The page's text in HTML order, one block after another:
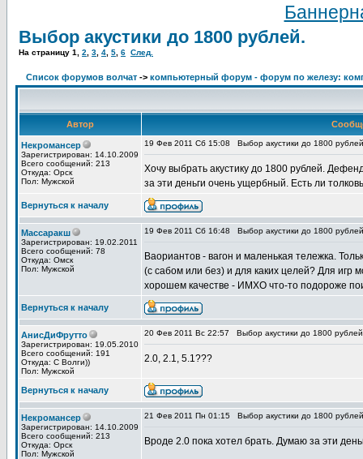
Выбор акустики до 1800 рублей.
На страницу 1 2 3 4 5 6 След.
Список форумов волчат -> компьютерный форум - форум по железу:
Автор
Некромансер
Зарегистрирован: 14.10.2009
Всего сообщений: 213
Откуда: Орск
Пол: Мужской
19 Фев 2011 Сб 15:08 Выбор акустики до 1800
Хочу выбрать акустику до 1800 рублей.
за эти деньги очень ущербный. Есть ли
Вернуться к началу
Массаракш
Зарегистрирован: 19.02.2011
Всего сообщений: 78
Откуда: Омск
Пол: Мужской
19 Фев 2011 Сб 16:48 Выбор акустики до 1800
Ваориантов - вагон и маленькая тележка.
(с сабом или без) и для каких целей? Для игр
хорошем качестве - ИМХО что-то подороже
Вернуться к началу
АнисДиФрутто
Зарегистрирован: 19.05.2010
Всего сообщений: 191
Откуда: С Волги))
Пол: Мужской
20 Фев 2011 Вс 22:57 Выбор акустики до 1800
2.0, 2.1, 5.1???
Вернуться к началу
Некромансер
Зарегистрирован: 14.10.2009
Всего сообщений: 213
Откуда: Орск
Пол: Мужской
21 Фев 2011 Пн 01:15 Выбор акустики до 1800
Вроде 2.0 пока хотел брать. Думаю за эти